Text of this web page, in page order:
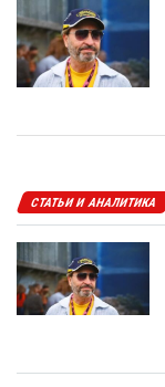
СТАТЬИ И АНАЛИТИКА